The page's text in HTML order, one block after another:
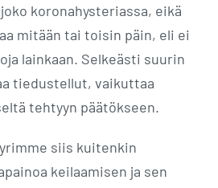
koronahysteriassa, eikä
mitään tai toisin päin, eli ei
lainkaan. Selkeästi suurin
tiedustellut, vaikuttaa
tehtyyn päätökseen.
siis kuitenkin
keilaamisen ja sen